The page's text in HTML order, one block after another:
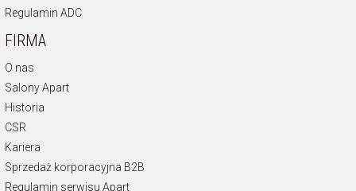
Regulamin ADC
FIRMA
O nas
Salony Apart
Historia
CSR
Kariera
Sprzedaż korporacyjna B2B
Regulamin serwisu Apart